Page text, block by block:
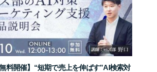
無料開催】“短期で売上を伸ばす”AI検索対